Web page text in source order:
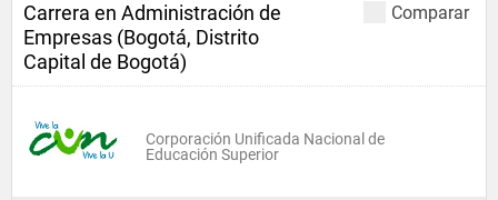
Comparar
Carrera en Administración de
Empresas (Bogotá, Distrito
Capital de Bogotá)
Corporación Unificada Nacional de
Educación Superior